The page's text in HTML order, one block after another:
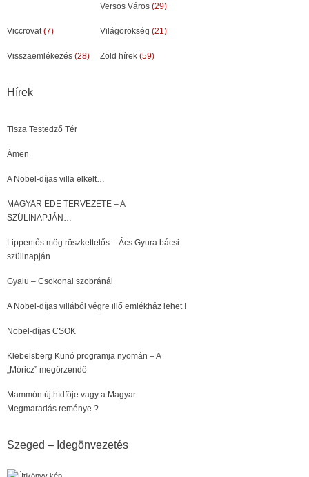
Versös Város (29)
Viccrovat(7) Világörökség (21)
Visszaemlékezés (28) Zöld hírek (59)
Hírek
Tisza Testedző Tér
Ámen
A Nobel-díjas villa elkelt…
MAGYAR EDE TERVEZETE – A
SZÜLINAPJÁN…
Lippentős mög röszkettetős – Ács Gyura bácsi
szülinapján
Gyalu – Csokonai szobránál
A Nobel-díjas villából végre illő emlékház lehet !
Nobel-díjas CSOK
Klebelsberg Kunó programja nyomán – A
„Móricz” megőrzendő
Mammón új hídfője vagy a Magyar
Megmaradás reménye ?
Szeged – Idegönvezetés